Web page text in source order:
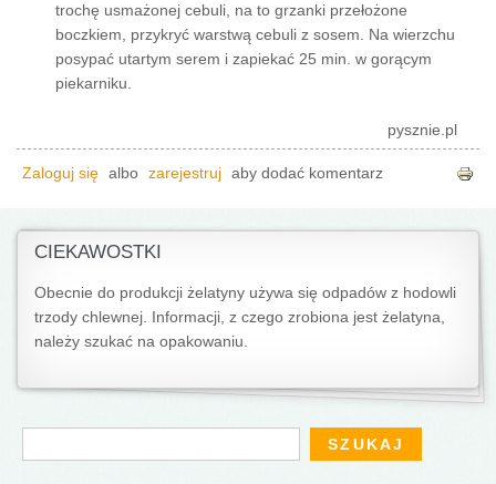
trochę usmażonej cebuli, na to grzanki przełożone
boczkiem, przykryć warstwą cebuli z sosem. Na wierzchu
posypać utartym serem i zapiekać 25 min. w gorącym
piekarniku.
pysznie.pl
Zaloguj się albo zarejestruj aby dodać komentarz
CIEKAWOSTKI
Obecnie do produkcji żelatyny używa się odpadów z hodowli
trzody chlewnej. Informacji, z czego zrobiona jest żelatyna,
należy szukać na opakowaniu.
Formularz wyszukiwania
Szukaj